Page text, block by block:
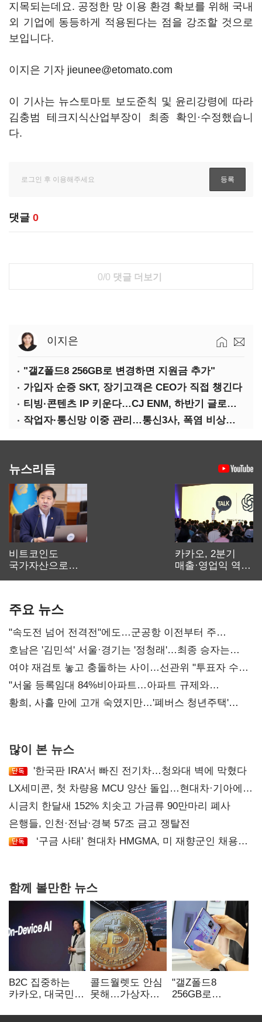
지목되는데요. 공정한 망 이용 환경 확보를 위해 국내
외 기업에 동등하게 적용된다는 점을 강조할 것으로
보입니다.
이지은 기자 jieunee@etomato.com
이 기사는 뉴스토마토 보도준칙 및 윤리강령에 따라
김충범 테크지식산업부장이 최종 확인·수정했습니
다.
댓글 0
0/0 댓글 더보기
이지은
"갤Z폴드8 256GB로 변경하면 지원금 추가"
가입자 순증 SKT, 장기고객은 CEO가 직접 챙긴다
티빙·콘텐츠 IP 키운다…CJ ENM, 하반기 글로벌 확장 가속
작업자·통신망 이중 관리…통신3사, 폭염 비상대응 돌입
뉴스리듬
비트코인도
국가자산으로…'
카카오, 2분기
매출·영업익 역대
주요 뉴스
"속도전 넘어 전격전"에도…군공항 이전부터 주
52시간까지 '뇌관'
호남은 '김민석' 서울·경기는 '정청래'…최종 승자는
'안갯속'
여야 재검토 놓고 충돌하는 사이…선관위 "투표자 수
오차 당연"
"서울 등록임대 84%비아파트…아파트 규제와
달리해야"
황희, 사흘 만에 고개 숙였지만…'폐버스 청년주택'
많이 본 뉴스
'한국판 IRA'서 빠진 전기차…청와대 벽에 막혔다
LX세미콘, 첫 차량용 MCU 양산 돌입…현대차·기아에
공급
시금치 한달새 152% 치솟고 가금류 90만마리 폐사
은행들, 인천·전남·경북 57조 금고 쟁탈전
‘구금 사태’ 현대차 HMGMA, 미 재향군인 채용
함께 볼만한 뉴스
B2C 집중하는
카카오, 대국민
AI' 사활
콜드월렛도 안심
못해…가상자산
'보안 시험대'
"갤Z폴드8
256GB로
추가"